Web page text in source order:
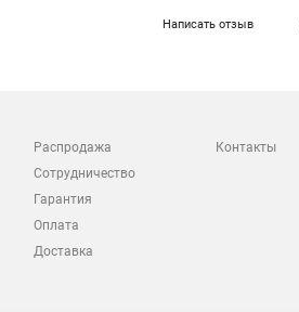
Написать отзыв
Распродажа
Сотрудничество
Гарантия
Оплата
Доставка
Контакты